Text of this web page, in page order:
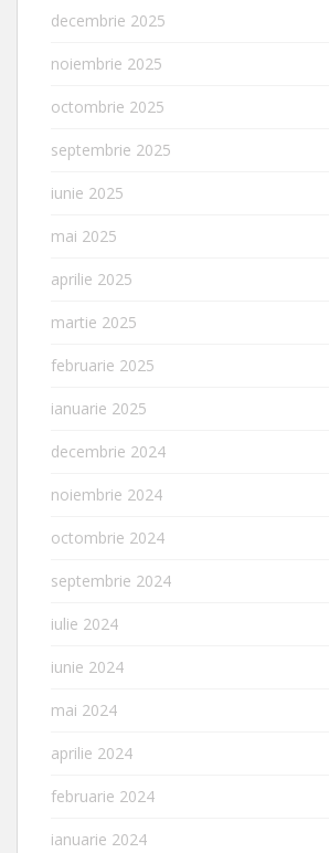
decembrie 2025
noiembrie 2025
octombrie 2025
septembrie 2025
iunie 2025
mai 2025
aprilie 2025
martie 2025
februarie 2025
ianuarie 2025
decembrie 2024
noiembrie 2024
octombrie 2024
septembrie 2024
iulie 2024
iunie 2024
mai 2024
aprilie 2024
februarie 2024
ianuarie 2024